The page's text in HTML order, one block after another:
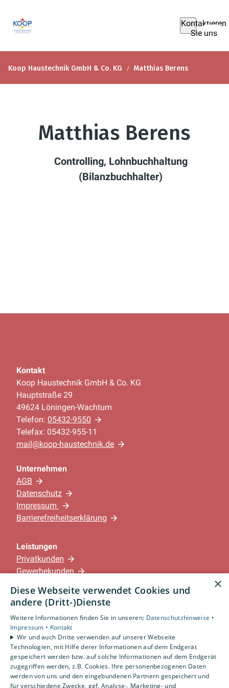
Kontaktieren
Sie uns
Koop Haustechnik GmbH & Co. KG Matthias Berens
Matthias Berens
Controlling, Lohnbuchhaltung
(Bilanzbuchhalter)
Kontakt
Koop Haustechnik GmbH & Co. KG
Hauptstraße 29
49624 Löningen-Wachtum
Telefon: 05432-9550
Telefax: 05432-955-11
mail@koop-haustechnik.de
Unternehmen
AGB
Datenschutz
Impressum
Barrierefreiheitserklärung
Leistungen
Privatkunden
Gewerbekunden
Unternehmen
Standorte
Löningen-Wachtum
Um externe HTML-Inhalte anzuzeigen, benötigen
wir Ihre Einwilligung.
×
Diese Webseite verwendet Cookies und
andere (Dritt-)Dienste
Weitere Informationen finden Sie in unseren: Datenschutzhinweise •
Impressum • Kontakt
Wir und auch Dritte verwenden auf unserer Webseite
Technologien, mit Hilfe derer Informationen auf dem Endgerät
gespeichert werden bzw. auf solche Informationen auf dem Endgerät
zugegriffen werden, z.B. Cookies. Ihre personenbezogenen Daten
werden von uns und den eingebundenen Partnern gespeichert und
für verschiedene Zwecke, ggf. Analyse-, Marketing- und